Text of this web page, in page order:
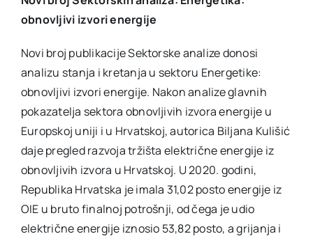
obnovljivi izvori energije
Novi broj publikacije Sektorske analize donosi
analizu stanja i kretanja u sektoru Energetike:
obnovljivi izvori energije. Nakon analize glavnih
pokazatelja sektora obnovljivih izvora energije u
Europskoj uniji i u Hrvatskoj, autorica Biljana Kulišić
daje pregled razvoja tržišta električne energije iz
obnovljivih izvora u Hrvatskoj. U 2020. godini,
Republika Hrvatska je imala 31,02 posto energije iz
OIE u bruto finalnoj potrošnji, od čega je udio
električne energije iznosio 53,82 posto, a grijanja i